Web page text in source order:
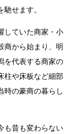
せます。
していた商家・小
商から始まり、明
を代表する商家の
柱や床板など細部
時の豪商の暮らし
も昔も変わらない